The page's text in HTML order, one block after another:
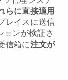
らに直接適用
レイスに送信
ョンが検証さ
信箱に注文が